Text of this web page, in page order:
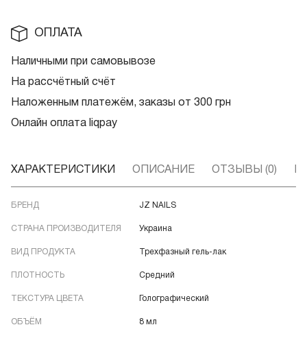
ОПЛАТА
Наличными при самовывозе
На рассчётный счёт
Наложенным платежём, заказы от 300 грн
Онлайн оплата liqpay
ХАРАКТЕРИСТИКИ ОПИСАНИЕ ОТЗЫВЫ (0)
БРЕНД JZ NAILS
СТРАНА ПРОИЗВОДИТЕЛЯ Украина
ВИД ПРОДУКТА Трехфазный гель-лак
ПЛОТНОСТЬ Средний
ТЕКСТУРА ЦВЕТА Голографический
ОБЪЁМ 8 мл